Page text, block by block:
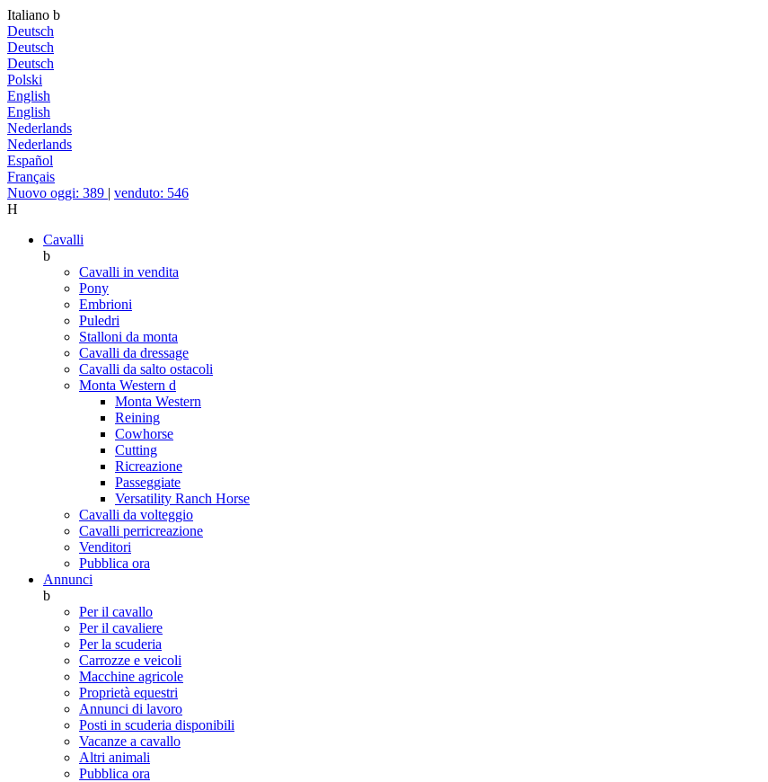
Italiano b
Deutsch
Deutsch
Deutsch
Polski
English
English
Nederlands
Nederlands
Español
Français
Nuovo oggi: 389 | venduto: 546
H
Cavalli
b
Cavalli in vendita
Pony
Embrioni
Puledri
Stalloni da monta
Cavalli da dressage
Cavalli da salto ostacoli
Monta Western d
Monta Western
Reining
Cowhorse
Cutting
Ricreazione
Passeggiate
Versatility Ranch Horse
Cavalli da volteggio
Cavalli perricreazione
Venditori
Pubblica ora
Annunci
b
Per il cavallo
Per il cavaliere
Per la scuderia
Carrozze e veicoli
Macchine agricole
Proprietà equestri
Annunci di lavoro
Posti in scuderia disponibili
Vacanze a cavallo
Altri animali
Pubblica ora